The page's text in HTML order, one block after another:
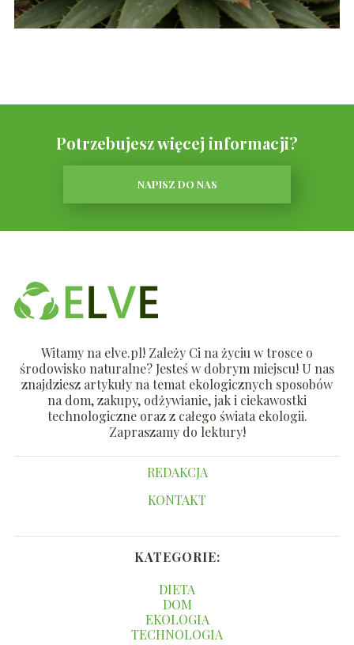
Potrzebujesz więcej informacji?
NAPISZ DO NAS
Witamy na elve.pl! Zależy Ci na życiu w trosce o
środowisko naturalne? Jesteś w dobrym miejscu! U nas
znajdziesz artykuły na temat ekologicznych sposobów
na dom, zakupy, odżywianie, jak i ciekawostki
technologiczne oraz z całego świata ekologii.
Zapraszamy do lektury!
REDAKCJA
KONTAKT
KATEGORIE:
DIETA
DOM
EKOLOGIA
TECHNOLOGIA